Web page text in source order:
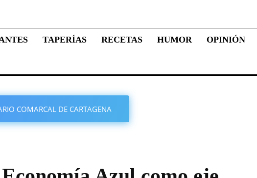
TAPERÍAS RECETAS HUMOR OPINIÓN
COMARCAL DE CARTAGENA